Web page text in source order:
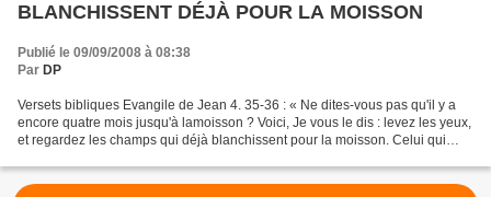
BLANCHISSENT DÉJÀ POUR LA MOISSON
Publié le 09/09/2008 à 08:38
Par DP
Versets bibliques Evangile de Jean 4. 35-36 : « Ne dites-vous pas qu'il y a
encore quatre mois jusqu'à lamoisson ? Voici, Je vous le dis : levez les yeux,
et regardez les champs qui déjà blanchissent pour la moisson. Celui qui